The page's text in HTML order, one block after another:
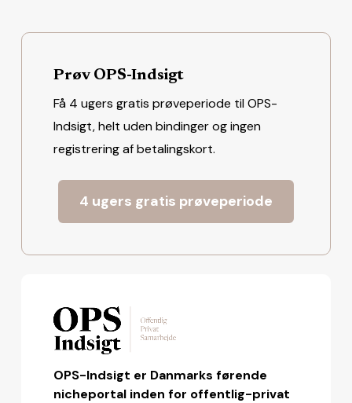
Prøv OPS-Indsigt
Få 4 ugers gratis prøveperiode til OPS-
Indsigt, helt uden bindinger og ingen
registrering af betalingskort.
4 ugers gratis prøveperiode
OPS-Indsigt er Danmarks førende
nicheportal inden for offentlig-privat